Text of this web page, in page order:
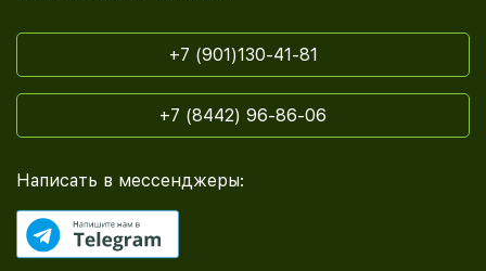
+7 (901)130-41-81
+7 (8442) 96-86-06
Написать в мессенджеры: